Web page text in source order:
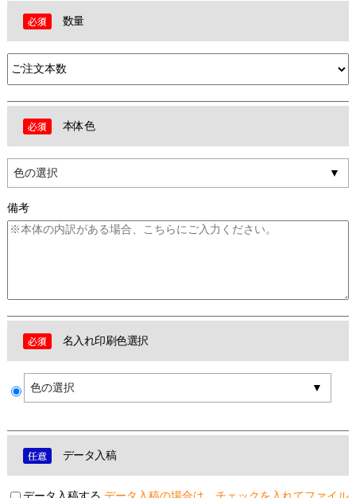
数量
本体色
色の選択
備考
名入れ印刷色選択
色の選択
データ入稿